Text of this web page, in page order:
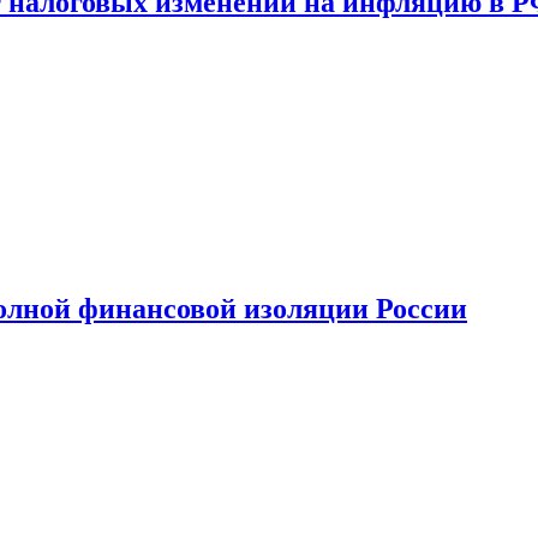
финансовой изоляции России